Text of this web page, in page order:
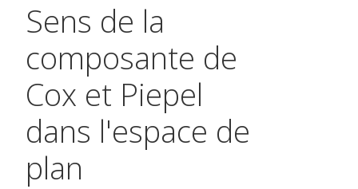
Sens de la
composante de
Cox et Piepel
dans l'espace de
plan